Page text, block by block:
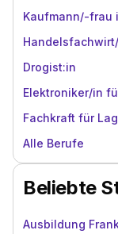
Kaufmann/-frau
Drogist:in
Elektroniker/in
Fachkraft für
Alle Berufe
Beliebte
Ausbildung